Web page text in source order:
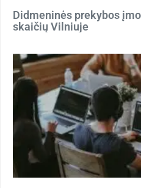
Didmeninės prekybos
skaičių Vilniuje